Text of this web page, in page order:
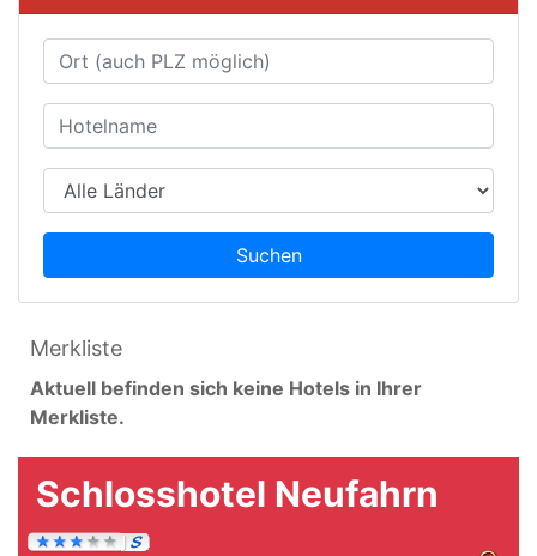
Suchen
Merkliste
Aktuell befinden sich keine Hotels in Ihrer
Merkliste.
Schlosshotel Neufahrn